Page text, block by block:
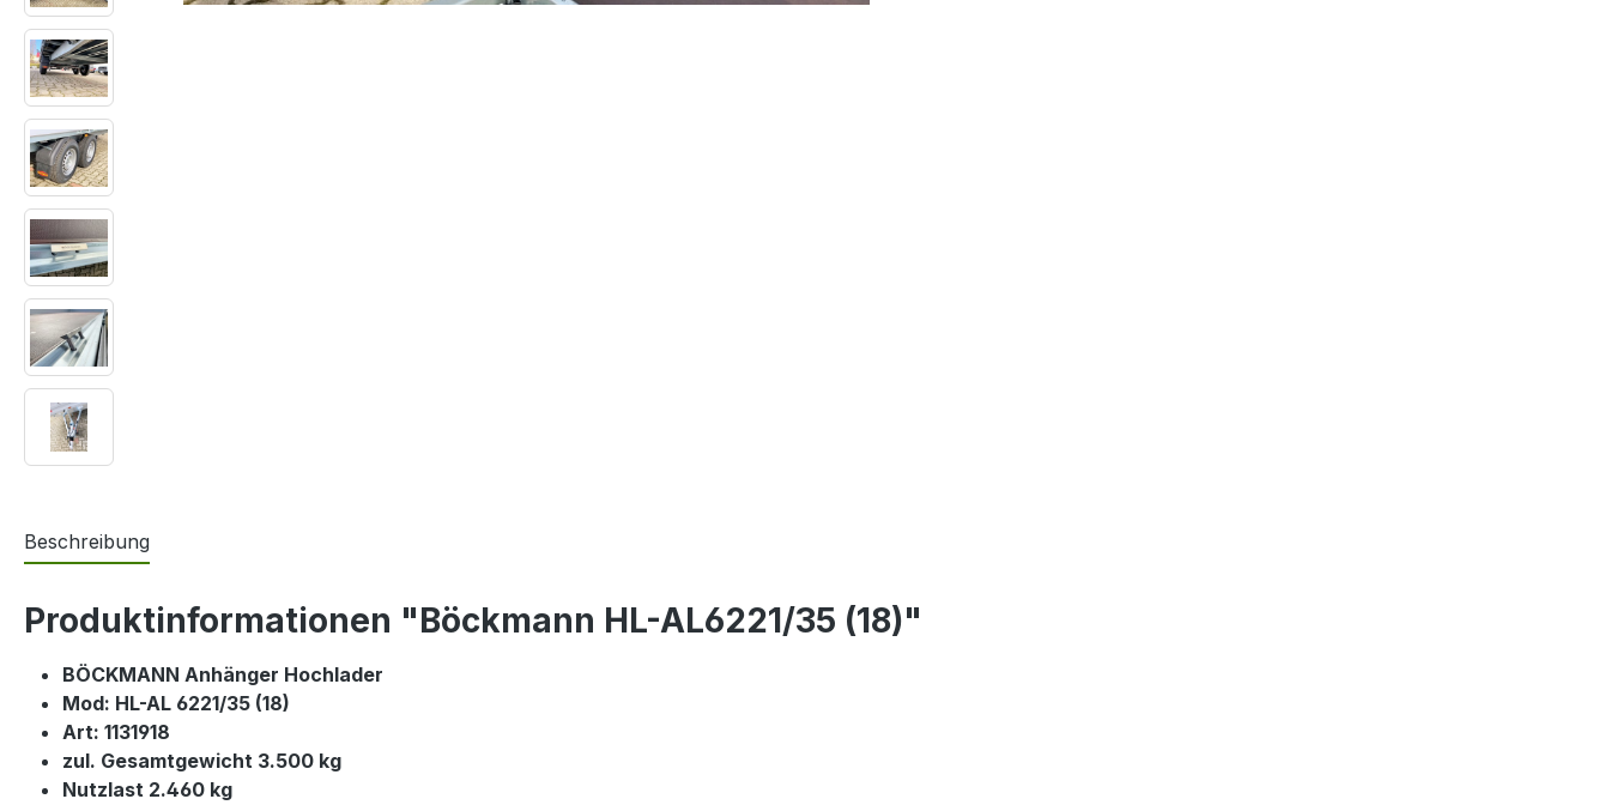
Beschreibung
Produktinformationen "Böckmann HL-AL6221/35 (18)"
BÖCKMANN Anhänger Hochlader
Mod: HL-AL 6221/35 (18)
Art: 1131918
zul. Gesamtgewicht 3.500 kg
Nutzlast 2.460 kg